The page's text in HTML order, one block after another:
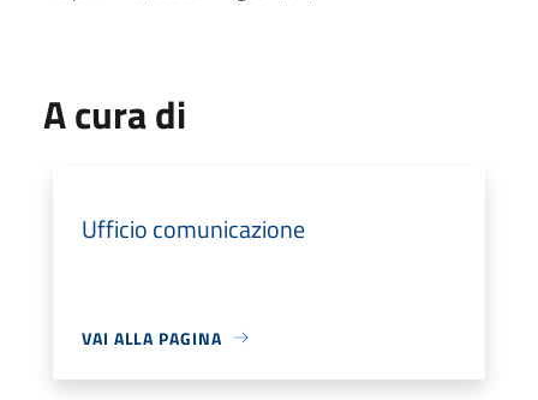
A cura di
Ufficio comunicazione
VAI ALLA PAGINA